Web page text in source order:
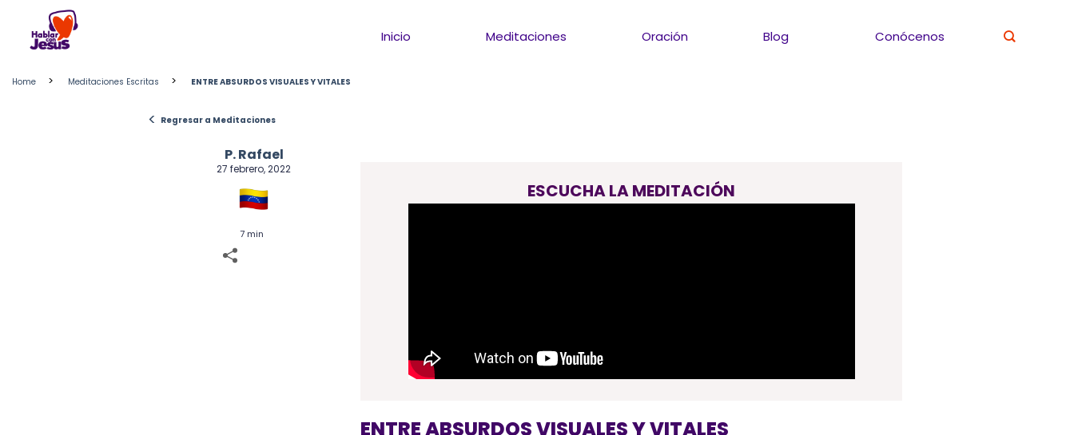
content
Inicio Meditaciones Oración Blog Conócenos
Home > Meditaciones Escritas > ENTRE ABSURDOS VISUALES Y VITALES
< Regresar a Meditaciones
P. Rafael
27 febrero, 2022
7 min
ESCUCHA LA MEDITACIÓN
ENTRE ABSURDOS VISUALES Y VITALES